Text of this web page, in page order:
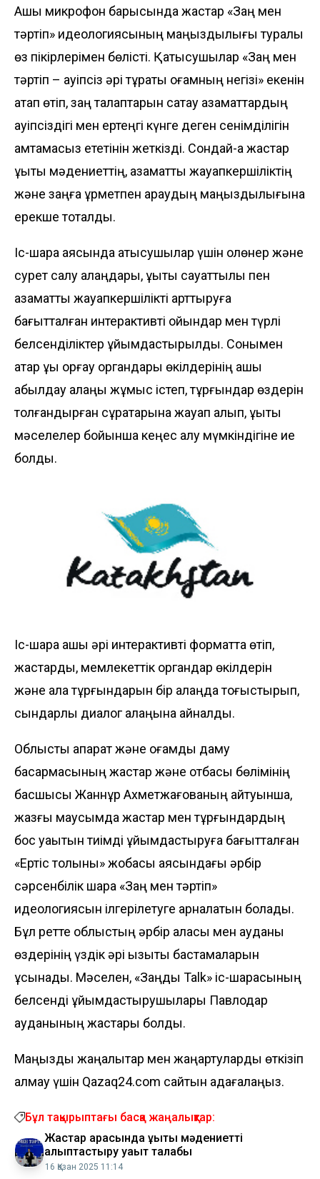
Ашық микрофон барысында жастар «Заң мен
тәртіп» идеологиясының маңыздылығы туралы
өз пікірлерімен бөлісті. Қатысушылар «Заң мен
тәртіп – қауіпсіз әрі тұрақты қоғамның негізі» екенін
атап өтіп, заң талаптарын сақтау азаматтардың
қауіпсіздігі мен ертеңгі күнге деген сенімділігін
қамтамасыз ететінін жеткізді. Сондай-ақ жастар
құқықтық мәдениеттің, азаматтық жауапкершіліктің
және заңға құрметпен қараудың маңыздылығына
ерекше тоқталды.
Іс-шара аясында қатысушылар үшін қолөнер және
сурет салу алаңдары, құқықтық сауаттылық пен
азаматтық жауапкершілікті арттыруға
бағытталған интерактивті ойындар мен түрлі
белсенділіктер ұйымдастырылды. Сонымен
қатар құқық қорғау органдары өкілдерінің ашық
қабылдау алаңы жұмыс істеп, тұрғындар өздерін
толғандырған сұрақтарына жауап алып, құқықтық
мәселелер бойынша кеңес алу мүмкіндігіне ие
болды.
Іс-шара ашық әрі интерактивті форматта өтіп,
жастарды, мемлекеттік органдар өкілдерін
және қала тұрғындарын бір алаңда тоғыстырып,
сындарлы диалог алаңына айналды.
Облыстық ақпарат және қоғамдық даму
басқармасының жастар және отбасы бөлімінің
басшысы Жаннұр Ахметжағованың айтуынша,
жазғы маусымда жастар мен тұрғындардың
бос уақытын тиімді ұйымдастыруға бағытталған
«Ертіс толқыны» жобасы аясындағы әрбір
сәрсенбілік шара «Заң мен тәртіп»
идеологиясын ілгерілетуге арналатын болады.
Бұл ретте облыстың әрбір қаласы мен ауданы
өздерінің үздік әрі қызықты бастамаларын
ұсынады. Мәселен, «Заңды Talk» іс-шарасының
белсенді ұйымдастырушылары Павлодар
ауданының жастары болды.
Маңызды жаңалықтар мен жаңартуларды өткізіп
алмау үшін Qazaq24.com сайтын қадағалаңыз.
Бұл тақырыптағы басқа жаңалықтар:
Жастар арасында құқықтық мәдениетті
қалыптастыру уақыт талабы
16 Қазан 2025 11:14